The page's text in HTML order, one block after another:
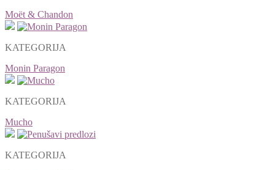
Moët & Chandon
KATEGORIJA
Monin Paragon
KATEGORIJA
Mucho
KATEGORIJA